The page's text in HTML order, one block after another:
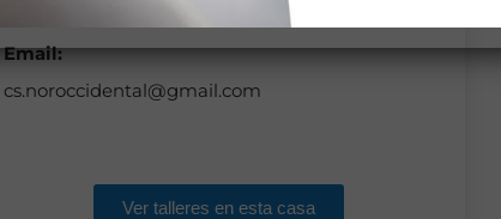
Email:
cs.noroccidental@gmail.com
Ver talleres en esta casa